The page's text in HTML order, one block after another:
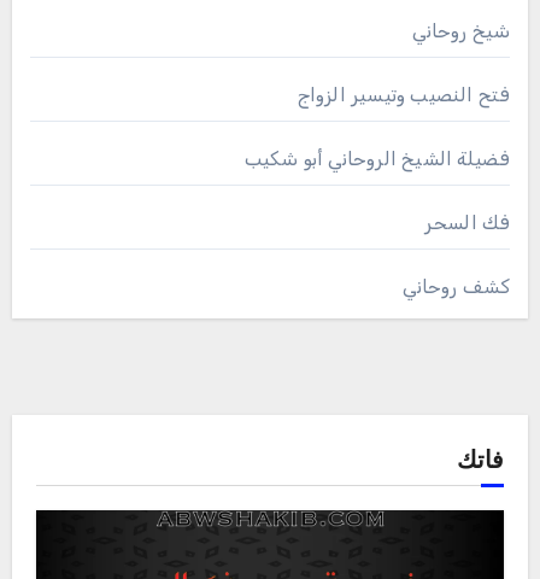
شيخ روحاني
فتح النصيب وتيسير الزواج
فضيلة الشيخ الروحاني أبو شكيب
فك السحر
كشف روحاني
فاتك